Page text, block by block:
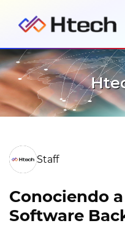
Staff
Conociendo
Software